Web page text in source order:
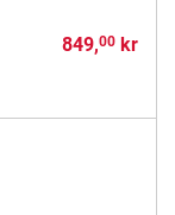
849,00kr